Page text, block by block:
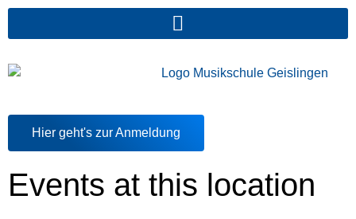
Hier geht's zur Anmeldung
Events at this location